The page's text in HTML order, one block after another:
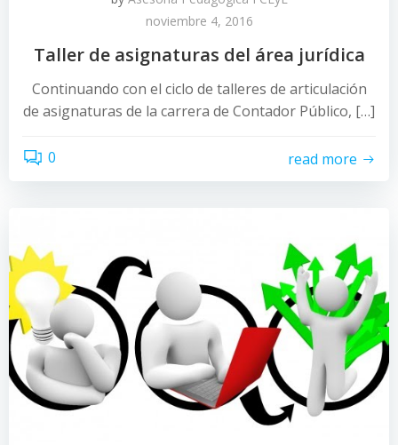
noviembre 4, 2016
Taller de asignaturas del área jurídica
Continuando con el ciclo de talleres de articulación
de asignaturas de la carrera de Contador Público, […]
0 read more